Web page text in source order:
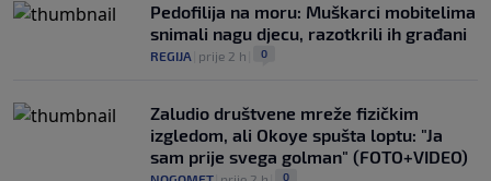
Pedofilija na moru: Muškarci mobitelima
snimali nagu djecu, razotkrili ih građani
REGIJA prije 2 h 0
Zaludio društvene mreže fizičkim
izgledom, ali Okoye spušta loptu: "Ja
sam prije svega golman" (FOTO+VIDEO)
0